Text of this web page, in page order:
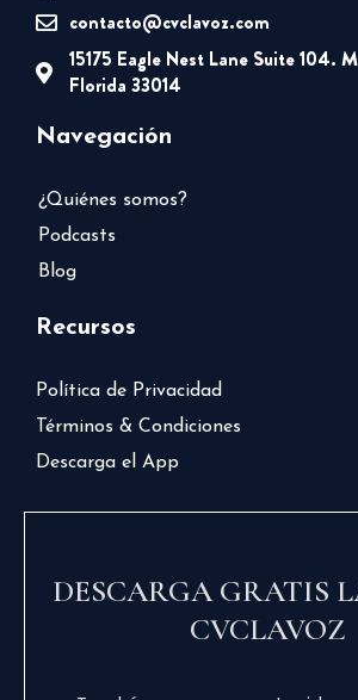
contacto@cvclavoz.com
15175 Eagle Nest Lane Suite 104.
Florida 33014
Navegación
¿Quiénes somos?
Podcasts
Blog
Recursos
Política de Privacidad
Términos & Condiciones
Descarga el App
DESCARGA GRATIS
CVCLAVOZ